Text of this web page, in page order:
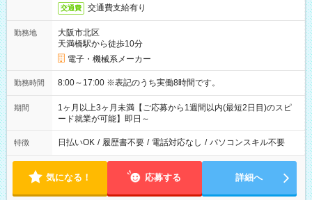
交通費 交通費支給有り
勤務地
大阪市北区
天満橋駅から徒歩10分
電子・機械系メーカー
勤務時間 8:00～17:00 ※表記のうち実働8時間です。
期間
1ヶ月以上3ヶ月未満【ご応募から1週間以内(最短2日目)のスピ
ード就業が可能】即日～
特徴 日払いOK / 履歴書不要 / 電話対応なし / パソコンスキル不要
気になる！ 応募する 詳細へ